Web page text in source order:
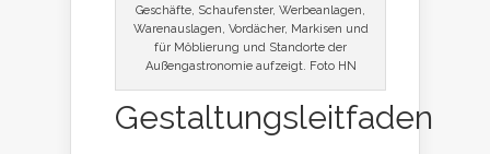
Geschäfte, Schaufenster, Werbeanlagen,
Warenauslagen, Vordächer, Markisen und
für Möblierung und Standorte der
Außengastronomie aufzeigt. Foto HN
Gestaltungsleitfaden